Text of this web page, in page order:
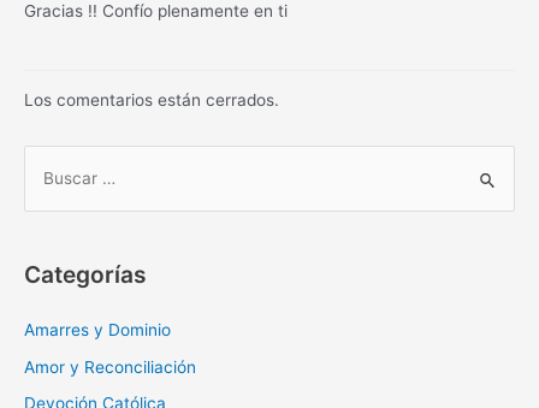
Gracias !! Confío plenamente en ti
Los comentarios están cerrados.
r
Categorías
Amarres y Dominio
Amor y Reconciliación
Devoción Católica